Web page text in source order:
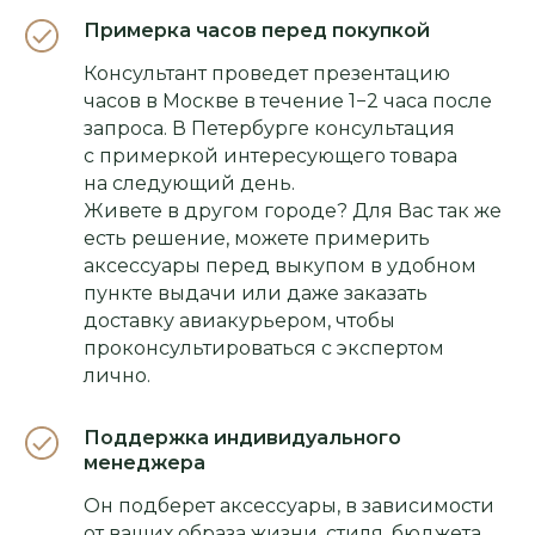
Примерка часов перед покупкой
Консультант проведет презентацию
часов в Москве в течение 1−2 часа после
запроса. В Петербурге консультация
с примеркой интересующего товара
на следующий день.
Живете в другом городе? Для Вас так же
есть решение, можете примерить
аксессуары перед выкупом в удобном
пункте выдачи или даже заказать
доставку авиакурьером, чтобы
проконсультироваться с экспертом
лично.
Поддержка индивидуального
менеджера
Он подберет аксессуары, в зависимости